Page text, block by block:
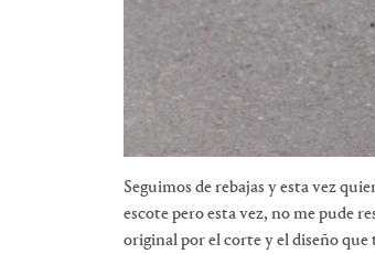
Seguimos de rebajas y esta vez
escote pero esta vez, no me pude
original por el corte y el diseño